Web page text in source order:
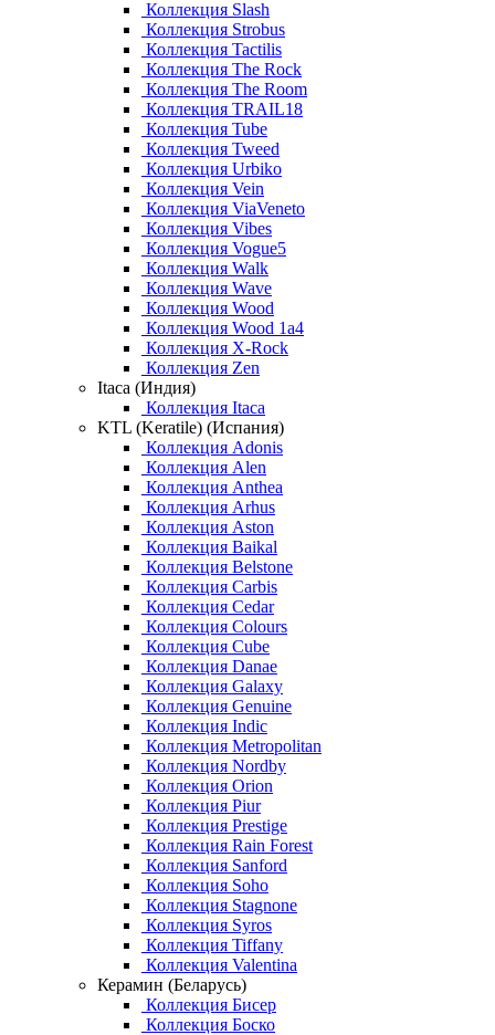
Коллекция Slash
Коллекция Strobus
Коллекция Tactilis
Коллекция The Rock
Коллекция The Room
Коллекция TRAIL18
Коллекция Tube
Коллекция Tweed
Коллекция Urbiko
Коллекция Vein
Коллекция ViaVeneto
Коллекция Vibes
Коллекция Vogue5
Коллекция Walk
Коллекция Wave
Коллекция Wood
Коллекция Wood 1a4
Коллекция X-Rock
Коллекция Zen
Itaca (Индия)
Коллекция Itaca
KTL (Keratile) (Испания)
Коллекция Adonis
Коллекция Alen
Коллекция Anthea
Коллекция Arhus
Коллекция Aston
Коллекция Baikal
Коллекция Belstone
Коллекция Carbis
Коллекция Cedar
Коллекция Colours
Коллекция Cube
Коллекция Danae
Коллекция Galaxy
Коллекция Genuine
Коллекция Indic
Коллекция Metropolitan
Коллекция Nordby
Коллекция Orion
Коллекция Piur
Коллекция Prestige
Коллекция Rain Forest
Коллекция Sanford
Коллекция Soho
Коллекция Stagnone
Коллекция Syros
Коллекция Tiffany
Коллекция Valentina
Керамин (Беларусь)
Коллекция Бисер
Коллекция Боско